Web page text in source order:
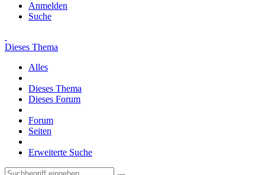
Anmelden
Suche
Dieses Thema
Alles
Dieses Thema
Dieses Forum
Forum
Seiten
Erweiterte Suche